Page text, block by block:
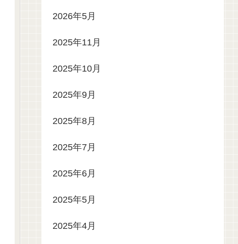
2026年5月
2025年11月
2025年10月
2025年9月
2025年8月
2025年7月
2025年6月
2025年5月
2025年4月